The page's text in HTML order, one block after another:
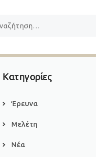
Κατηγορίες
Έρευνα
Μελέτη
Νέα